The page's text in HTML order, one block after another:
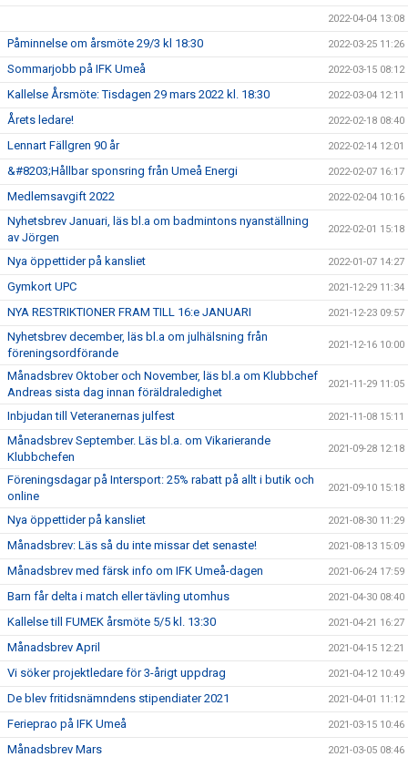
2022-04-04 13:08
Påminnelse om årsmöte 29/3 kl 18:30 2022-03-25 11:26
Sommarjobb på IFK Umeå 2022-03-15 08:12
Kallelse Årsmöte: Tisdagen 29 mars 2022 kl. 18:30 2022-03-04 12:11
Årets ledare! 2022-02-18 08:40
Lennart Fällgren 90 år 2022-02-14 12:01
&#8203;Hållbar sponsring från Umeå Energi 2022-02-07 16:17
Medlemsavgift 2022 2022-02-04 10:16
Nyhetsbrev Januari, läs bl.a om badmintons nyanställning
av Jörgen
2022-02-01 15:18
Nya öppettider på kansliet 2022-01-07 14:27
Gymkort UPC 2021-12-29 11:34
NYA RESTRIKTIONER FRAM TILL 16:e JANUARI 2021-12-23 09:57
Nyhetsbrev december, läs bl.a om julhälsning från
föreningsordförande
2021-12-16 10:00
Månadsbrev Oktober och November, läs bl.a om Klubbchef
Andreas sista dag innan föräldraledighet
2021-11-29 11:05
Inbjudan till Veteranernas julfest 2021-11-08 15:11
Månadsbrev September. Läs bl.a. om Vikarierande
Klubbchefen
2021-09-28 12:18
Föreningsdagar på Intersport: 25% rabatt på allt i butik och
online
2021-09-10 15:18
Nya öppettider på kansliet 2021-08-30 11:29
Månadsbrev: Läs så du inte missar det senaste! 2021-08-13 15:09
Månadsbrev med färsk info om IFK Umeå-dagen 2021-06-24 17:59
Barn får delta i match eller tävling utomhus 2021-04-30 08:40
Kallelse till FUMEK årsmöte 5/5 kl. 13:30 2021-04-21 16:27
Månadsbrev April 2021-04-15 12:21
Vi söker projektledare för 3-årigt uppdrag 2021-04-12 10:49
De blev fritidsnämndens stipendiater 2021 2021-04-01 11:12
Ferieprao på IFK Umeå 2021-03-15 10:46
Månadsbrev Mars 2021-03-05 08:46